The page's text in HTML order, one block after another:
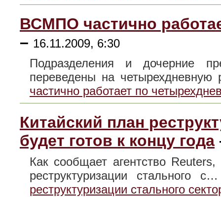
ВСМПО частично
– 16.11.2009, 6:30
Подразделения и дочерние
переведены на
частично работает по
Китайский план
будет готов к концу года
Как сообщает агентство
реструктуризации стального
реструктуризации стального